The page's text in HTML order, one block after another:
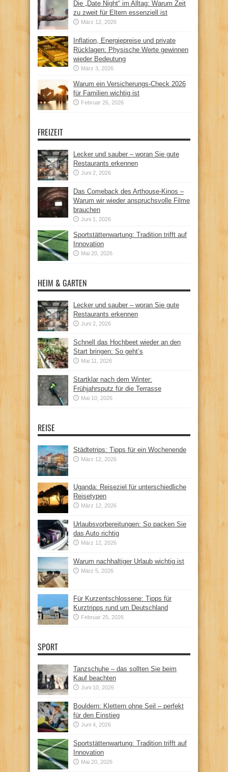
Die „Date Night“ im Alltag: Warum Zeit
zu zweit für Eltern essenziell ist
März 12, 2026
Inflation, Energiepreise und private
Rücklagen: Physische Werte gewinnen
wieder Bedeutung
März 3, 2026
Warum ein Versicherungs-Check 2026
für Familien wichtig ist
Februar 26, 2026
FREIZEIT
Lecker und sauber – woran Sie gute
Restaurants erkennen
Juni 2, 2026
Das Comeback des Arthouse-Kinos –
Warum wir wieder anspruchsvolle Filme
brauchen
Juni 1, 2026
Sportstättenwartung: Tradition trifft auf
Innovation
Mai 20, 2026
HEIM & GARTEN
Lecker und sauber – woran Sie gute
Restaurants erkennen
Juni 2, 2026
Schnell das Hochbeet wieder an den
Start bringen: So geht’s
Mai 11, 2026
Startklar nach dem Winter:
Frühjahrsputz für die Terrasse
Mai 10, 2026
REISE
Städtetrips: Tipps für ein Wochenende
März 12, 2026
Uganda: Reiseziel für unterschiedliche
Reisetypen
März 12, 2026
Urlaubsvorbereitungen: So packen Sie
das Auto richtig
März 12, 2026
Warum nachhaltiger Urlaub wichtig ist
März 5, 2026
Für Kurzentschlossene: Tipps für
Kurztripps rund um Deutschland
Februar 25, 2026
SPORT
Tanzschuhe – das sollten Sie beim
Kauf beachten
Juni 10, 2026
Bouldern: Klettern ohne Seil – perfekt
für den Einstieg
Juni 4, 2026
Sportstättenwartung: Tradition trifft auf
Innovation
Mai 20, 2026